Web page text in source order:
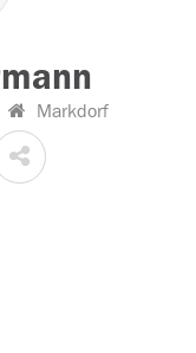
Markdorf